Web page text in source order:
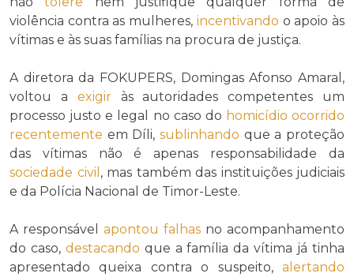
violência contra as mulheres, incentivando o apoio às
vítimas e às suas famílias na procura de justiça.
A diretora da FOKUPERS, Domingas Afonso Amaral,
voltou a exigiràs autoridades competentes um
processo justo e legal no caso do homicídio ocorrido
recentemente em Díli, sublinhando que a proteção
das vítimas não é apenas responsabilidade da
sociedade civil , mas também das instituições judiciais
e da Polícia Nacional de Timor-Leste.
A responsável apontou falhas no acompanhamento
do caso, destacando que a família da vítima já tinha
apresentado queixa contra o suspeito, alertando